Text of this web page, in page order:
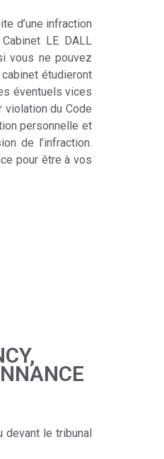
d’une infraction
LE DALL
vous ne pouvez
étudieront
éventuels vices
violation du Code
personnelle et
de l’infraction.
pour être à vos
devant le tribunal